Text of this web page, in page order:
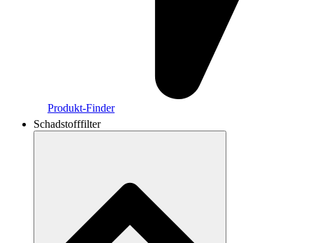
Produkt-Finder
Schadstofffilter